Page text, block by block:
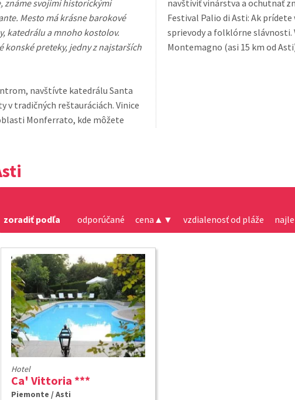
známe svojimi historickými
Mesto má krásne barokové
katedrálu a mnoho kostolov.
konské preteky, jedny z najstarších
navštívte katedrálu Santa
reštauráciách. Vinice
Monferrato, kde môžete
navštíviť vinárstva a ochutnať
Festival Palio di Asti: Ak
sprievody a folklórne slávnosti. Výlet do okolia: Zaujímavý je výstup na kopec
Montemagno (asi 15 km od
zoradiť podľa odporúčané cena ▲ ▼ vzdialenosť od pláže
Hotel
Ca' Vittoria ***
Piemonte / Asti